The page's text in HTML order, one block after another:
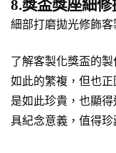
8.獎盃獎座細修
細部打磨拋光修飾
了解客製化獎盃的
如此的繁複，但也
是如此珍貴，也顯
具紀念意義，值得